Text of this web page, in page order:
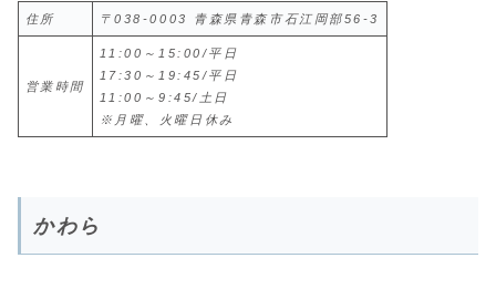
住所 〒038-0003 青森県青森市石江岡部56-3
営業時間
11:00～15:00/平日
17:30～19:45/平日
11:00～9:45/土日
※月曜、火曜日休み
かわら